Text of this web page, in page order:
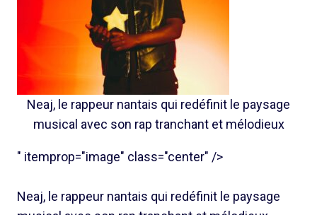
Neaj, le rappeur nantais qui redéfinit le paysage
musical avec son rap tranchant et mélodieux
" itemprop="image" class="center" />
Neaj, le rappeur nantais qui redéfinit le paysage